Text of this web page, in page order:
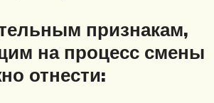
признакам,
на процесс смены
отнести: